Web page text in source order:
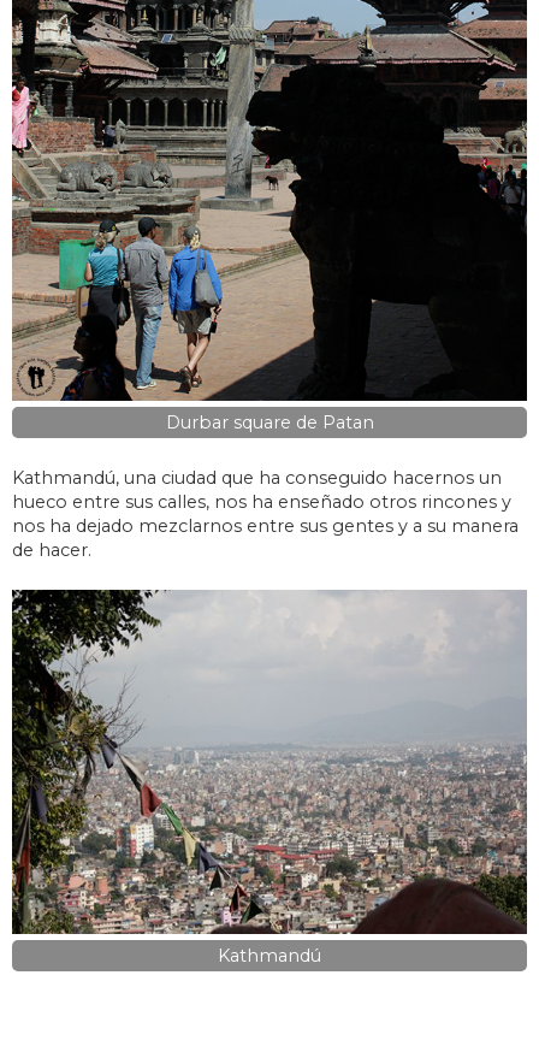
Durbar square de Patan
Kathmandú, una ciudad que ha conseguido hacernos un
hueco entre sus calles, nos ha enseñado otros rincones y
nos ha dejado mezclarnos entre sus gentes y a su manera
de hacer.
Kathmandú